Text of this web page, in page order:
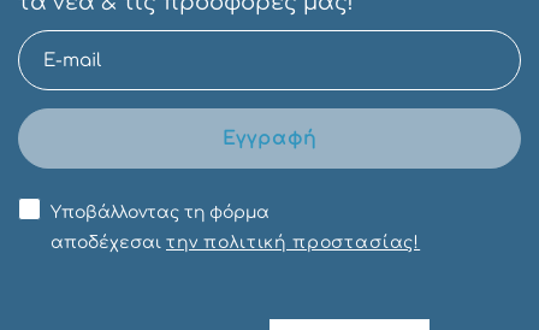
Εγγραφή
Υποβάλλοντας τη φόρμα
αποδέχεσαι την πολιτική προστασίας!